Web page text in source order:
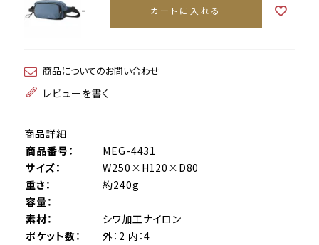
- カートに入れる
商品についてのお問い合わせ
レビューを書く
商品詳細
商品番号：
MEG-4431
サイズ：
W250×H120×D80
重さ：
約240g
容量：
―
素材：
シワ加工ナイロン
ポケット数：
外：2 内：4